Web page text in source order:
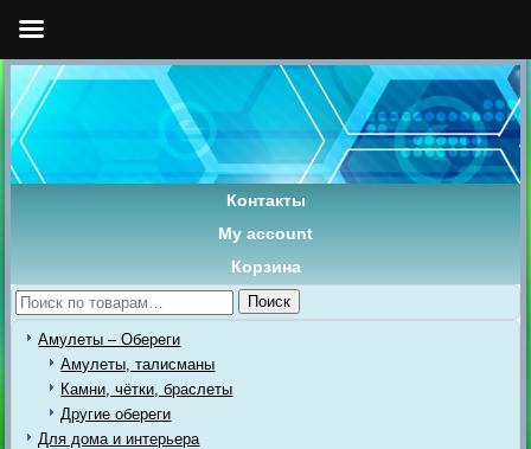
Контакты
My account
Корзина
Искать:
Поиск
Амулеты – Обереги
Амулеты, талисманы
Камни, чётки, браслеты
Другие обереги
Для дома и интерьера